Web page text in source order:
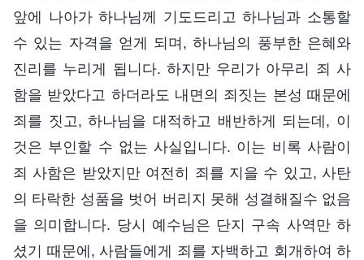
앞에 나아가 하나님께 기도드리고 하나님과 소통할
수 있는 자격을 얻게 되며, 하나님의 풍부한 은혜와
진리를 누리게 됩니다. 하지만 우리가 아무리 죄 사
함을 받았다고 하더라도 내면의 죄짓는 본성 때문에
죄를 짓고, 하나님을 대적하고 배반하게 되는데, 이
것은 부인할 수 없는 사실입니다. 이는 비록 사람이
죄 사함은 받았지만 여전히 죄를 지을 수 있고, 사탄
의 타락한 성품을 벗어 버리지 못해 성결해질수 없음
을 의미합니다. 당시 예수님은 단지 구속 사역만 하
셨기 때문에, 사람들에게 죄를 자백하고 회개하여 하